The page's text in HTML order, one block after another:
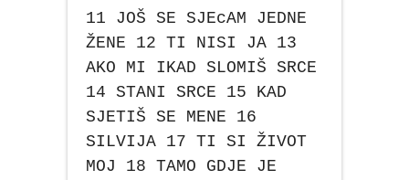
11 JOŠ SE SJEcAM JEDNE
ŽENE 12 TI NISI JA 13
AKO MI IKAD SLOMIŠ SRCE
14 STANI SRCE 15 KAD
SJETIŠ SE MENE 16
SILVIJA 17 TI SI ŽIVOT
MOJ 18 TAMO GDJE JE